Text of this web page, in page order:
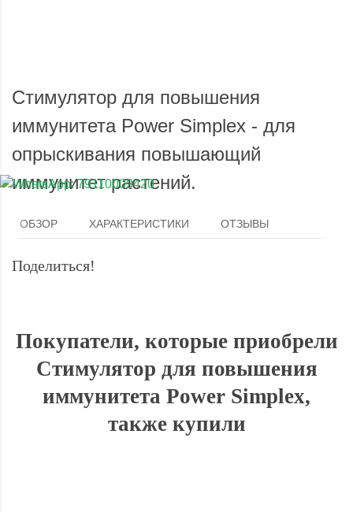
Стимулятор для повышения
иммунитета Power Simplex - для
опрыскивания повышающий
иммунитет растений.
ОБЗОР ХАРАКТЕРИСТИКИ ОТЗЫВЫ
Поделиться!
Покупатели, которые приобрели
Стимулятор для повышения
иммунитета Power Simplex,
также купили